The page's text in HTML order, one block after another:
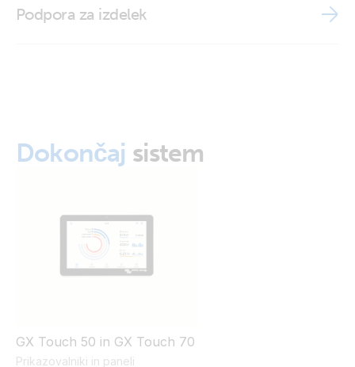
GX Touch 50 Wall Mount_mounted (on)nw
Podpora za izdelek
Dokončaj sistem
GX Touch 50 in GX Touch 70
Prikazovalniki in paneli